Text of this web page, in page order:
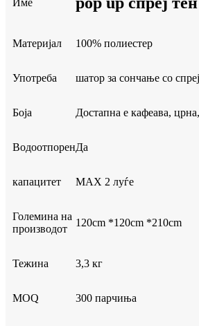
Име
Материјал 100% полиестер
Употреба шатор за сончање со спреј
Боја Достапна е кафеава,
ВодоотпоренДа
капацитет MAX 2 луѓе
Големина на
производот
120cm *120cm *210cm
Тежина 3,3 кг
MOQ 300 парчиња